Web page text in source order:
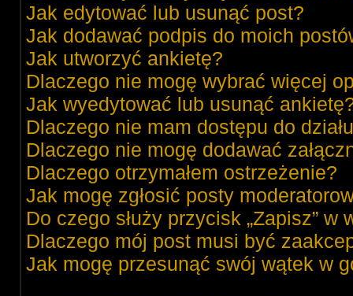
Jak edytować lub usunąć post?
Jak dodawać podpis do moich
Jak utworzyć ankietę?
Dlaczego nie mogę wybrać więcej
Jak wyedytować lub usunąć
Dlaczego nie mam dostępu do
Dlaczego nie mogę dodawać
Dlaczego otrzymałem ostrzeżenie?
Jak mogę zgłosić posty
Do czego służy przycisk „Zapisz”
Dlaczego mój post musi być
Jak mogę przesunąć swój wątek w